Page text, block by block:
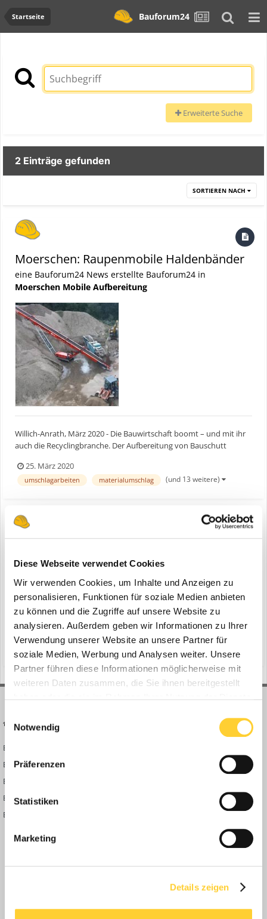
Diese Webseite verwendet Cookies
Wir verwenden Cookies, um Inhalte und Anzeigen zu
personalisieren, Funktionen für soziale Medien anbieten
zu können und die Zugriffe auf unsere Website zu
analysieren. Außerdem geben wir Informationen zu Ihrer
Verwendung unserer Website an unsere Partner für
soziale Medien, Werbung und Analysen weiter. Unsere
Partner führen diese Informationen möglicherweise mit
weiteren Daten zusammen, die Sie ihnen bereitgestellt
Notwendig
Präferenzen
Statistiken
Marketing
Details zeigen
Startseite Bauforum24
Erweiterte Suche
2 Einträge gefunden
SORTIEREN NACH
Moerschen: Raupenmobile Haldenbänder
eine Bauforum24 News erstellte Bauforum24 in
Moerschen Mobile Aufbereitung
Willich-Anrath, März 2020 - Die Bauwirtschaft boomt – und mit ihr
auch die Recyclingbranche. Der Aufbereitung von Bauschutt
Markt wächst auch das Dienstleistungsunternehmen Sascha
Schitthelm (DLU) kontinuierlich. Vor 10 Jahren begann Sasc...
25. März 2020
umschlagarbeiten materialumschlag (und 13 weitere)
ein Thema erstellte Bauforum24 inNews aus der
Baumaschinen Industrie
Willich-Anrath, März 2020 - Die Bauwirtschaft boomt – und mit ihr
auch die Recyclingbranche. Der Aufbereitung von Bauschutt
kommt eine stetig steigende Bedeutung zu. Erfolgreich mit dem
Markt wächst auch das Dienstleistungsunternehmen Sascha
Schitthelm (DLU) kontinuierlich. Vor 10 Jahren begann Sasc...
25. März 2020
umschlagarbeiten (und 13 weitere)
BAUFORUM24
Bauforum24 News
Bauforum24 TV
BF24 Mediathek
BF24 Fotostrecken
Bauforum Shop
FAQ
Community Regeln